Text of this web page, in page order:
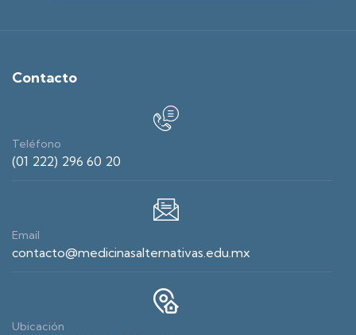
Contacto
Teléfono
(01 222) 296 60 20
Email
contacto@medicinasalternativas.edu.mx
Ubicación